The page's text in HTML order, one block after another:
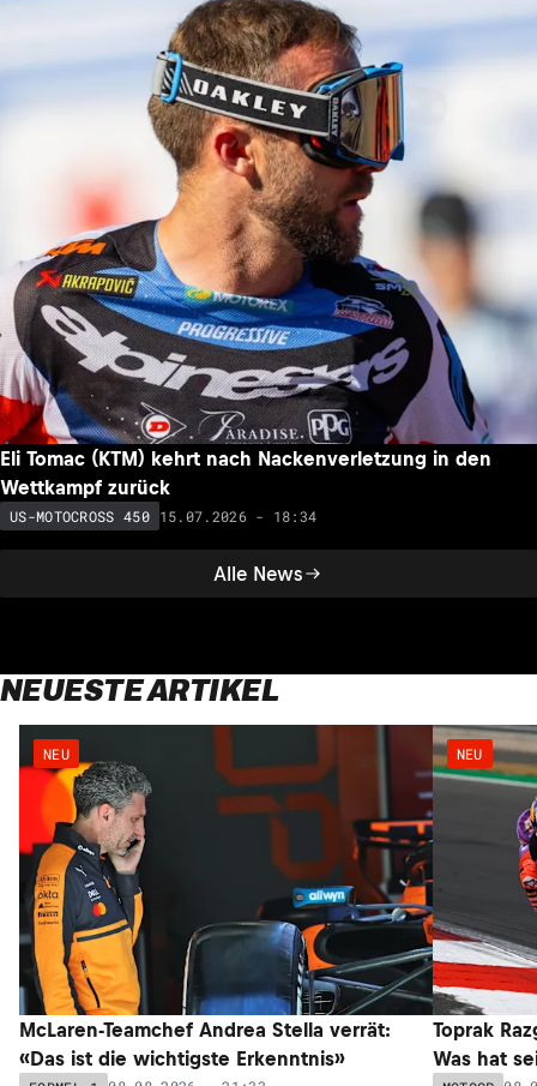
Alle News
Eli Tomac (KTM) kehrt nach Nackenverletzung in den
Wettkampf zurück
US-MOTOCROSS 450 15.07.2026 - 18:34
NEUESTE ARTIKEL
NEU
McLaren-Teamchef Andrea Stella verrät:
«Das ist die wichtigste Erkenntnis»
NEU
Toprak
Was hat